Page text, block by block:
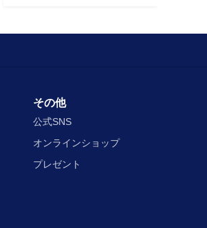
その他
公式SNS
オンラインショップ
プレゼント